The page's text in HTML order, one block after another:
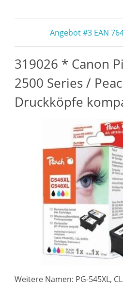
Angebot #3 EAN
319026 * Canon
2500 Series /
Druckköpfe
Weitere Namen: PG-545XL,